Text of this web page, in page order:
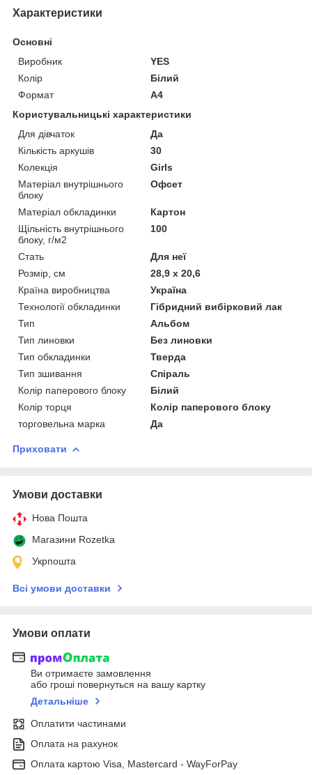
Характеристики
Основні
Виробник
YES
Колір
Білий
Формат
A4
Користувальницькі характеристики
Для дівчаток
Да
Кількість аркушів
30
Колекція
Girls
Матеріал внутрішнього
блоку
Офсет
Матеріал обкладинки
Картон
Щільність внутрішнього
блоку, г/м2
100
Стать
Для неї
Розмір, см
28,9 х 20,6
Країна виробництва
Україна
Технології обкладинки
Гібридний вибірковий лак
Тип
Альбом
Тип линовки
Без линовки
Тип обкладинки
Тверда
Тип зшивання
Спіраль
Колір паперового блоку
Білий
Колір торця
Колір паперового блоку
торговельна марка
Да
Приховати
Умови доставки
Нова Пошта
Магазини Rozetka
Укрпошта
Всі умови доставки
Умови оплати
Ви отримаєте замовлення
або гроші повернуться на вашу картку
Детальніше
Оплатити частинами
Оплата на рахунок
Оплата картою Visa, Mastercard - WayForPay